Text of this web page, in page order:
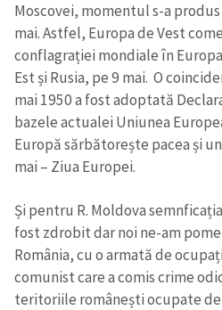
Moscovei, momentul s-a
mai. Astfel, Europa de Vest
conflagrației mondiale în
Est și Rusia, pe 9 mai. O
mai 1950 a fost adoptată
bazele actualei Uniunea
Europă sărbătorește pacea și
mai – Ziua Europei.
Și pentru R. Moldova
fost zdrobit dar noi ne-am
România, cu o armată de
comunist care a comis crime
teritoriile românești ocupate